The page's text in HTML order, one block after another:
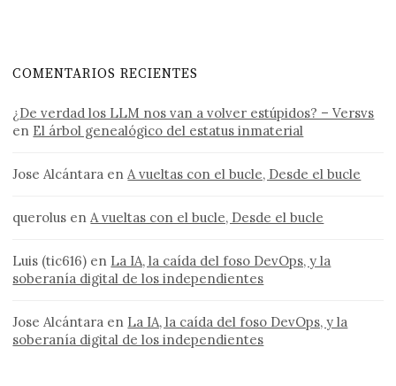
COMENTARIOS RECIENTES
¿De verdad los LLM nos van a volver estúpidos? – Versvs
en El árbol genealógico del estatus inmaterial
Jose Alcántara en A vueltas con el bucle, Desde el bucle
querolus en A vueltas con el bucle, Desde el bucle
Luis (tic616) en La IA, la caída del foso DevOps, y la
soberanía digital de los independientes
Jose Alcántara en La IA, la caída del foso DevOps, y la
soberanía digital de los independientes